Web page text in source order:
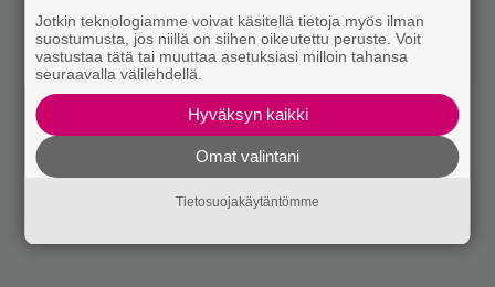
Jotkin teknologiamme voivat käsitellä tietoja myös ilman
suostumusta, jos niillä on siihen oikeutettu peruste. Voit
vastustaa tätä tai muuttaa asetuksiasi milloin tahansa
seuraavalla välilehdellä.
Hyväksyn kaikki
Omat valintani
Tietosuojakäytäntömme